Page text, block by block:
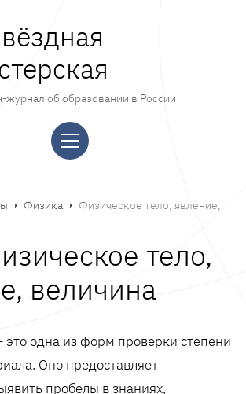
вёздная
журнал об образовании в России
Физика
Физическое тело, явление,
тело,
величина
это одна из форм проверки степени
Оно предоставляет
пробелы в знаниях,